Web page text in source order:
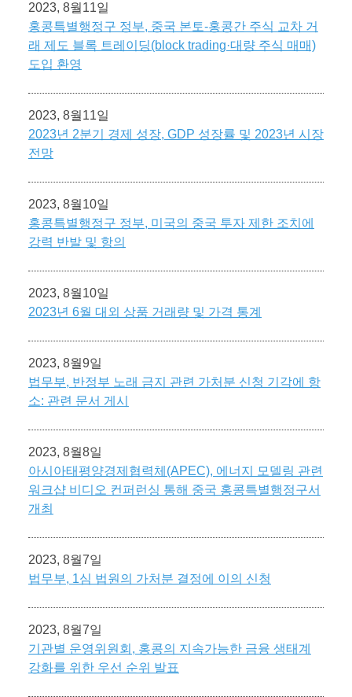
2023, 8월11일
홍콩특별행정구 정부, 중국 본토-홍콩간 주식 교차 거
래 제도 블록 트레이딩(block trading·대량 주식 매매)
도입 환영
2023, 8월11일
2023년 2분기 경제 성장, GDP 성장률 및 2023년 시장
전망
2023, 8월10일
홍콩특별행정구 정부, 미국의 중국 투자 제한 조치에
강력 반발 및 항의
2023, 8월10일
2023년 6월 대외 상품 거래량 및 가격 통계
2023, 8월9일
법무부, 반정부 노래 금지 관련 가처분 신청 기각에 항
소: 관련 문서 게시
2023, 8월8일
아시아태평양경제협력체(APEC), 에너지 모델링 관련
워크샵 비디오 컨퍼런싱 통해 중국 홍콩특별행정구서
개최
2023, 8월7일
법무부, 1심 법원의 가처분 결정에 이의 신청
2023, 8월7일
기관별 운영위원회, 홍콩의 지속가능한 금융 생태계
강화를 위한 우선 순위 발표